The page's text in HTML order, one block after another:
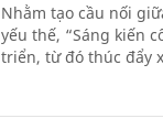
Nhằm tạo cầu nối
yếu thế, “Sáng kiến
triển, từ đó thúc đẩy